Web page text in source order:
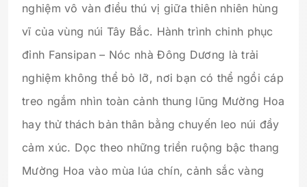
nghiệm vô vàn điều thú vị giữa thiên nhiên hùng
vĩ của vùng núi Tây Bắc. Hành trình chinh phục
đỉnh Fansipan – Nóc nhà Đông Dương là trải
nghiệm không thể bỏ lỡ, nơi bạn có thể ngồi cáp
treo ngắm nhìn toàn cảnh thung lũng Mường Hoa
hay thử thách bản thân bằng chuyến leo núi đầy
cảm xúc. Dọc theo những triền ruộng bậc thang
Mường Hoa vào mùa lúa chín, cảnh sắc vàng